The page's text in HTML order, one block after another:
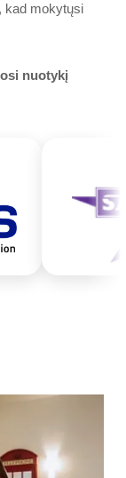
kad mokytųsi
nuotykį